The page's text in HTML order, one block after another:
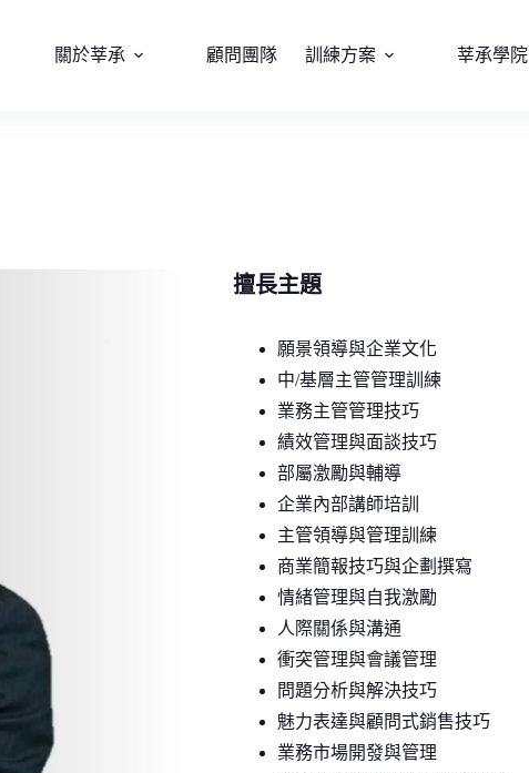
關於莘承 顧問團隊 訓練方案 莘承學院
擅長主題
願景領導與企業文化
中/基層主管管理訓練
業務主管管理技巧
績效管理與面談技巧
部屬激勵與輔導
企業內部講師培訓
主管領導與管理訓練
商業簡報技巧與企劃撰寫
情緒管理與自我激勵
人際關係與溝通
衝突管理與會議管理
問題分析與解決技巧
魅力表達與顧問式銷售技巧
業務市場開發與管理